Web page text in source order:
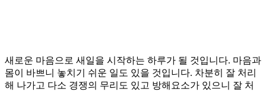
새로운 마음으로 새일을 시작하는 하루가 될 것입니다. 마음과
몸이 바쁘니 놓치기 쉬운 일도 있을 것입니다. 차분히 잘 처리
해 나가고 다소 경쟁의 무리도 있고 방해요소가 있으니 잘 처